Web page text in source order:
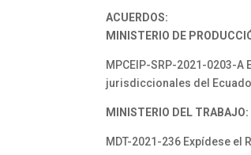
ACUERDOS:
MINISTERIO DE
MPCEIP-SRP-2021-0203-
jurisdiccionales del
MINISTERIO DEL TRABAJO:
MDT-2021-236 Expídese